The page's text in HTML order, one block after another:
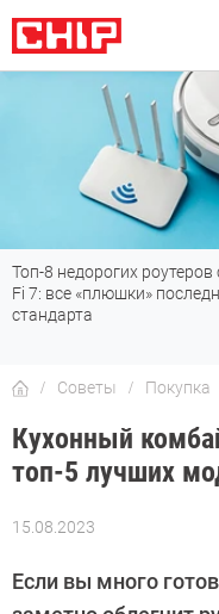
Подпишись на наш канал
мессенджере МАХ
Советы Покупка
Кухонный
топ-5 лучших
15.08.2023
Автор:
Дмитриева
Если вы много